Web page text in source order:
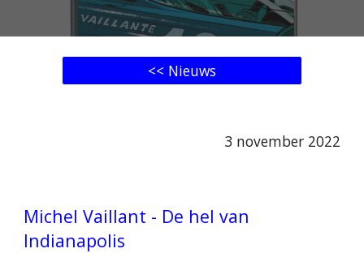
<< Nieuws
3 november 2022
Michel Vaillant - De hel van
Indianapolis